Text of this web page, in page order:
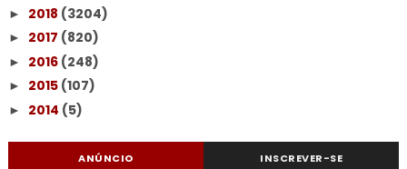
► 2018 (3204)
► 2017 (820)
► 2016 (248)
► 2015 (107)
► 2014 (5)
ANÚNCIO INSCREVER-SE